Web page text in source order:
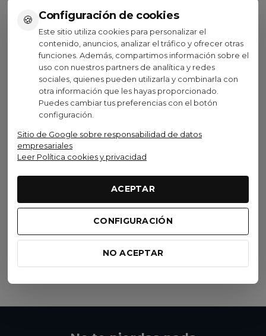
🍪 Configuración de cookies
Este sitio utiliza cookies para personalizar el
contenido, anuncios, analizar el tráfico y ofrecer otras
funciones. Además, compartimos información sobre el
uso con nuestros partners de analítica y redes
sociales, quienes pueden utilizarla y combinarla con
otra información que les hayas proporcionado.
Puedes cambiar tus preferencias con el botón
configuración.
Sitio de Google sobre responsabilidad de datos
empresariales
Leer Política cookies y privacidad
ACEPTAR
CONFIGURACIÓN
NO ACEPTAR
Ver opciones Ver opciones
Oferta
Zapatillas DMT Pogi's
319,99 € (IVA inc.)
Ver opciones